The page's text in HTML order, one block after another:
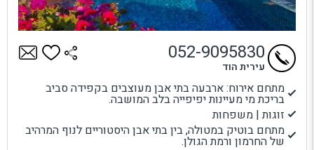
מתחם אירוח: ארבעה בתי אבן מעוצבים בקפידה סביב
בריכת מי מעיינות יפיפייה בלב המושבה.
זוגות | משפחות
מתחם בוטיק במטולה, בין בתי אבן היסטוריים לנוף המרהיב
של החרמון ורמת הגולן.
052-9095830
עירית הוד